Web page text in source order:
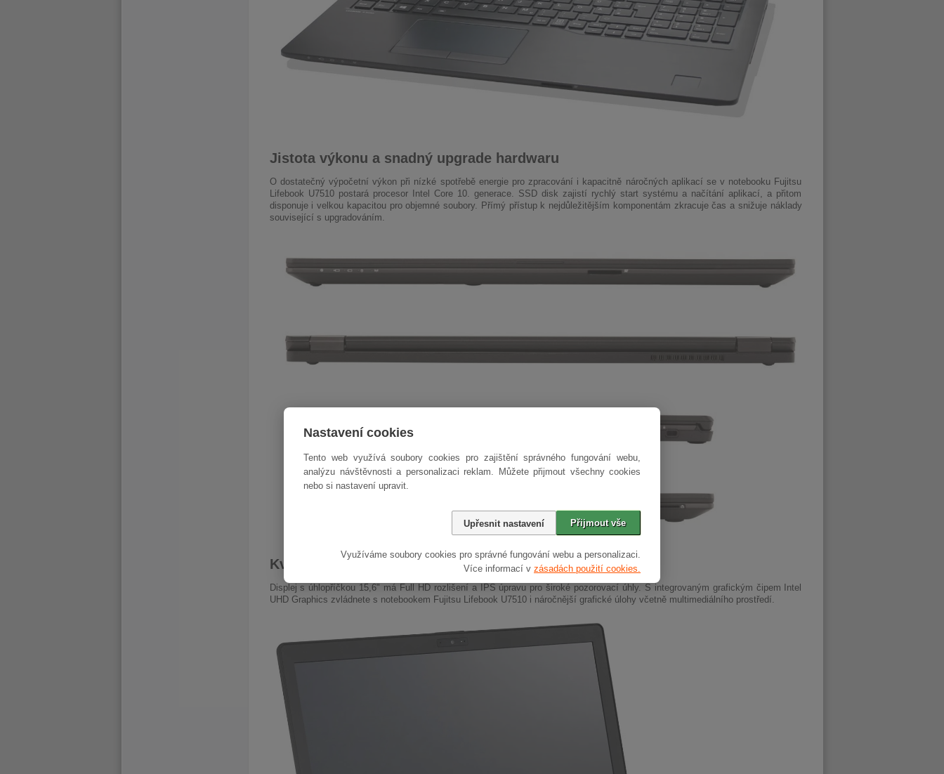
Nastavení cookies
Tento web využívá soubory cookies pro zajištění správného fungování webu,
analýzu návštěvnosti a personalizaci reklam. Můžete přijmout všechny cookies
nebo si nastavení upravit.
Přijmout vše
Upřesnit nastavení
Využíváme soubory cookies pro správné fungování webu a personalizaci.
Více informací v zásadách použití cookies.
Jistota výkonu a snadný upgrade hardwaru
O dostatečný výpočetní výkon při nízké spotřebě energie pro zpracování i kapacitně náročných aplikací se v notebooku Fujitsu
Lifebook U7510 postará procesor Intel Core 10. generace. SSD disk zajistí rychlý start systému a načítání aplikací, a přitom
disponuje i velkou kapacitou pro objemné soubory. Přímý přístup k nejdůležitějším komponentám zkracuje čas a snižuje náklady
související s upgradováním.
Kvalitní displej
Displej s úhlopříčkou 15,6" má Full HD rozlišení a IPS úpravu pro široké pozorovací úhly. S integrovaným grafickým čipem Intel
UHD Graphics zvládnete s notebookem Fujitsu Lifebook U7510 i náročnější grafické úlohy včetně multimediálního prostředí.